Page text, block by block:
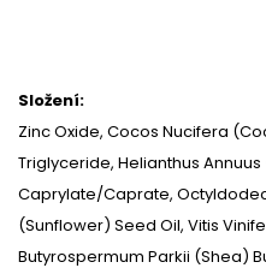
Složení:
Zinc Oxide, Cocos Nucifera
Triglyceride, Helianthus
Caprylate/Caprate,
(Sunflower) Seed Oil, Vitis
Butyrospermum Parkii (Shea)